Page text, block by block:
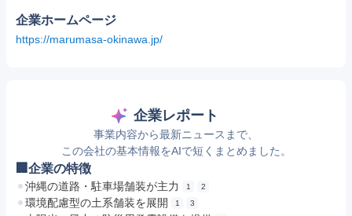
企業ホームページ
https://marumasa-okinawa.jp/
企業レポート
事業内容から最新ニュースまで、
この会社の基本情報をAIで短くまとめました。
🏢企業の特徴
沖縄の道路・駐車場舗装が主力 1 2
環境配慮型の土系舗装を展開 1 3